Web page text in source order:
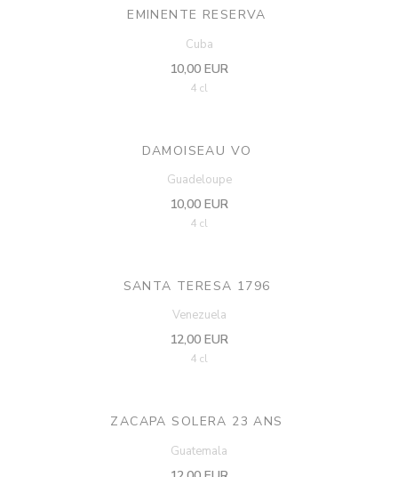
EMINENTE RESERVA
Cuba
10,00 EUR
4 cl
DAMOISEAU VO
Guadeloupe
10,00 EUR
4 cl
SANTA TERESA 1796
Venezuela
12,00 EUR
4 cl
ZACAPA SOLERA 23 ANS
Guatemala